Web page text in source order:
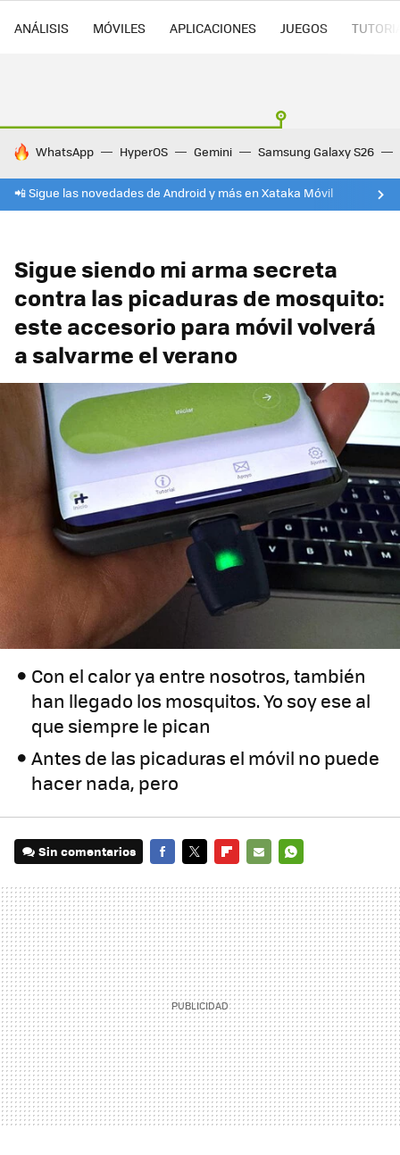
ANÁLISIS MÓVILES APLICACIONES JUEGOS
HOY SE HABLA DE
WhatsApp HyperOS Gemini Samsung Galaxy S26
📲 Sigue las novedades de Android y más en Xataka Móvil
Sigue siendo mi arma secreta
contra las picaduras de mosquito:
este accesorio para móvil volverá
a salvarme el verano
Con el calor ya entre nosotros, también
han llegado los mosquitos. Yo soy ese al
que siempre le pican
Antes de las picaduras el móvil no puede
hacer nada, pero
Sin comentarios
MAIL